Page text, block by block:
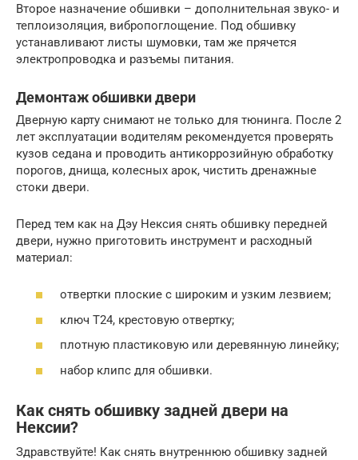
Второе назначение обшивки – дополнительная звуко- и
теплоизоляция, вибропоглощение. Под обшивку
устанавливают листы шумовки, там же прячется
электропроводка и разъемы питания.
Демонтаж обшивки двери
Дверную карту снимают не только для тюнинга. После 2
лет эксплуатации водителям рекомендуется проверять
кузов седана и проводить антикоррозийную обработку
порогов, днища, колесных арок, чистить дренажные
стоки двери.
Перед тем как на Дэу Нексия снять обшивку передней
двери, нужно приготовить инструмент и расходный
материал:
отвертки плоские с широким и узким лезвием;
ключ Т24, крестовую отвертку;
плотную пластиковую или деревянную линейку;
набор клипс для обшивки.
Как снять обшивку задней двери на
Нексии?
Здравствуйте! Как снять внутреннюю обшивку задней